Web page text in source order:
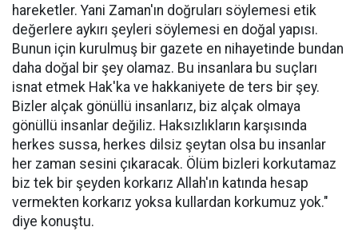
hareketler. Yani Zaman'ın doğruları söylemesi etik
değerlere aykırı şeyleri söylemesi en doğal yapısı.
Bunun için kurulmuş bir gazete en nihayetinde bundan
daha doğal bir şey olamaz. Bu insanlara bu suçları
isnat etmek Hak'ka ve hakkaniyete de ters bir şey.
Bizler alçak gönüllü insanlarız, biz alçak olmaya
gönüllü insanlar değiliz. Haksızlıkların karşısında
herkes sussa, herkes dilsiz şeytan olsa bu insanlar
her zaman sesini çıkaracak. Ölüm bizleri korkutamaz
biz tek bir şeyden korkarız Allah'ın katında hesap
vermekten korkarız yoksa kullardan korkumuz yok."
diye konuştu.